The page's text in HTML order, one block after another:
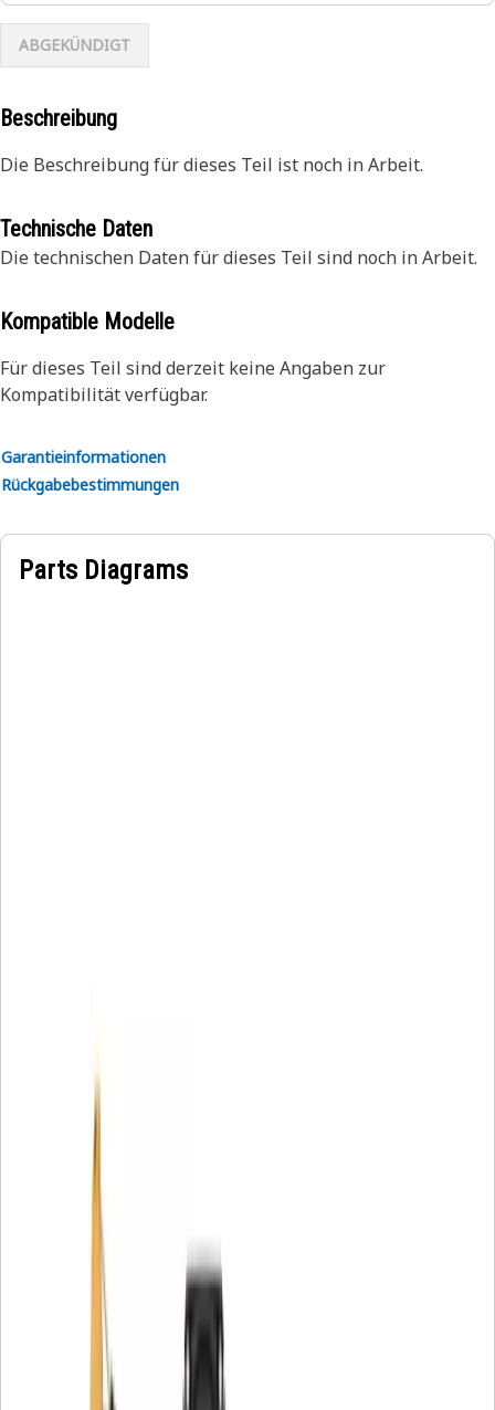
ABGEKÜNDIGT
Beschreibung
Die Beschreibung für dieses Teil ist noch in Arbeit.
Technische Daten
Die technischen Daten für dieses Teil sind noch in Arbeit.
Kompatible Modelle
Für dieses Teil sind derzeit keine Angaben zur
Kompatibilität verfügbar.
Garantieinformationen
Rückgabebestimmungen
Parts Diagrams